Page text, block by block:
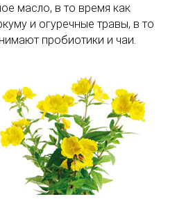
масло, в то время как
и огуречные травы, в то
пробиотики и чаи.